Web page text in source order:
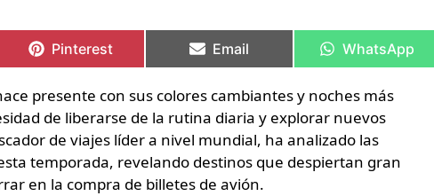
en
Pinterest
en
Email
en
WhatsApp
presente con sus colores cambiantes y noches más
de liberarse de la rutina diaria y explorar nuevos
de viajes líder a nivel mundial, ha analizado las
temporada, revelando destinos que despiertan gran
en la compra de billetes de avión.
en
en
en